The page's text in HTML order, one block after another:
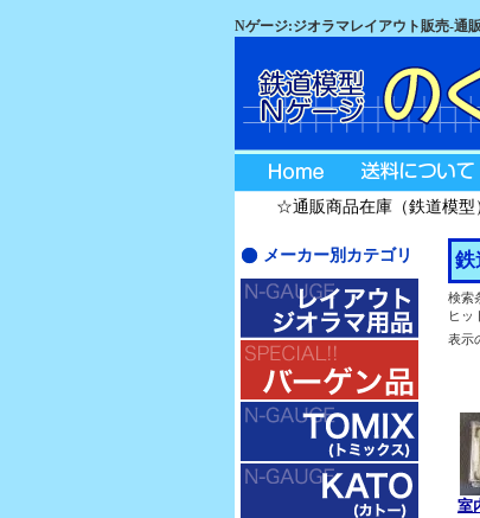
Nゲージ:ジオラマレイアウト販売-通
☆通販商品在庫（鉄道模型）
鉄
検索
ヒッ
表示
室
メーカー別カテゴリ